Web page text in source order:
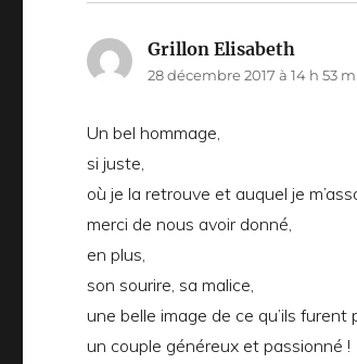
Grillon Elisabeth
28 décembre 2017 à 14 h 53
Un bel hommage,
si juste,
où je la retrouve et auquel je
merci de nous avoir donné,
en plus,
son sourire, sa malice,
une belle image de ce qu’ils furent
un couple généreux et passionné !